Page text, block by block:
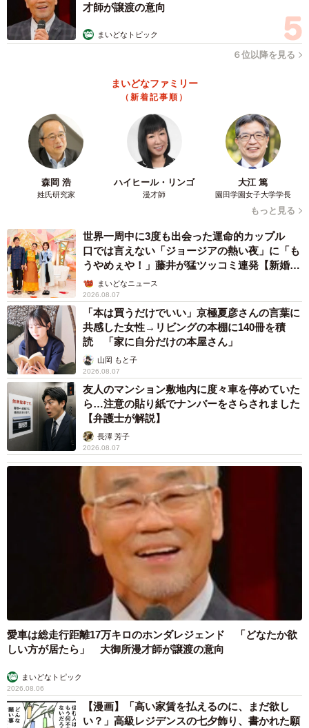
才師が譲渡の意向
まいどなトピック
６位以降を見る
まいどなファミリー
（新着記事順）
森岡 浩
姓氏研究家
ハイヒール・リンゴ
漫才師
大江 篤
園田学園女子大学学長
もっと見る
世界一周中に3度も出会った運命的カップル
口では言えない「ジョージアの熱い夜」に「も
うやめぇや！」藤井が猛ツッコミ連発【新婚さ
ん】まいどなニュース
2026.08.07
「本は買うだけでいい」京極夏彦さんの言葉に
共感した女性→リビングの本棚に140冊を積
読 「家に自分だけの本屋さん」
山岡 もと子
2026.08.07
友人のマンション敷地内に度々車を停めていた
ら…注意の貼り紙でナンバーをさらされました
【弁護士が解説】
長澤 芳子
2026.08.07
愛車は総走行距離17万キロのホンダレジェンド 「どなたか欲
しい方が居たら」 大御所漫才師が譲渡の意向
まいどなトピック
2026.08.06
【漫画】「高い家賃を払えるのに、まだ欲し
い？」高級レジデンスの七夕飾り、書かれた願